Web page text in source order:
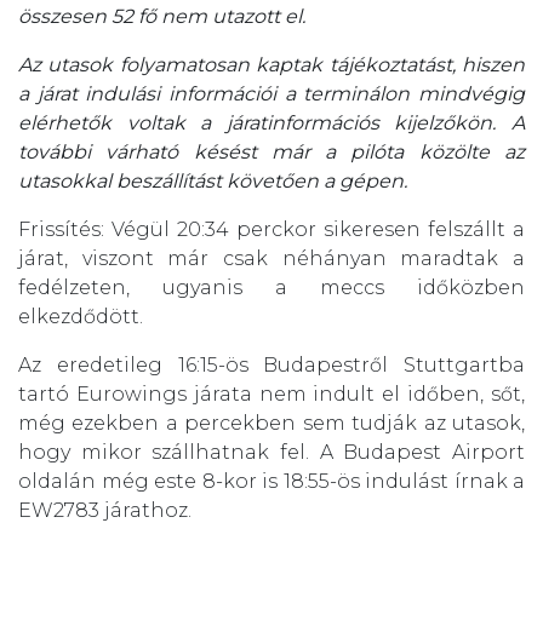
összesen 52 fő nem utazott el.
Az utasok folyamatosan kaptak tájékoztatást, hiszen
a járat indulási információi a terminálon mindvégig
elérhetők voltak a járatinformációs kijelzőkön. A
további várható késést már a pilóta közölte az
utasokkal beszállítást követően a gépen.
Frissítés: Végül 20:34 perckor sikeresen felszállt a
járat, viszont már csak néhányan maradtak a
fedélzeten, ugyanis a meccs időközben
elkezdődött.
Az eredetileg 16:15-ös Budapestről Stuttgartba
tartó Eurowings járata nem indult el időben, sőt,
még ezekben a percekben sem tudják az utasok,
hogy mikor szállhatnak fel. A Budapest Airport
oldalán még este 8-kor is 18:55-ös indulást írnak a
EW2783 járathoz.